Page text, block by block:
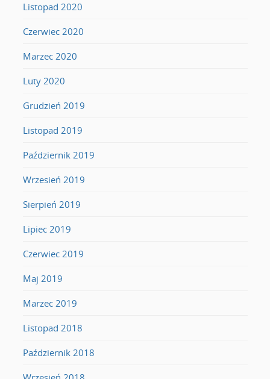
Listopad 2020
Czerwiec 2020
Marzec 2020
Luty 2020
Grudzień 2019
Listopad 2019
Październik 2019
Wrzesień 2019
Sierpień 2019
Lipiec 2019
Czerwiec 2019
Maj 2019
Marzec 2019
Listopad 2018
Październik 2018